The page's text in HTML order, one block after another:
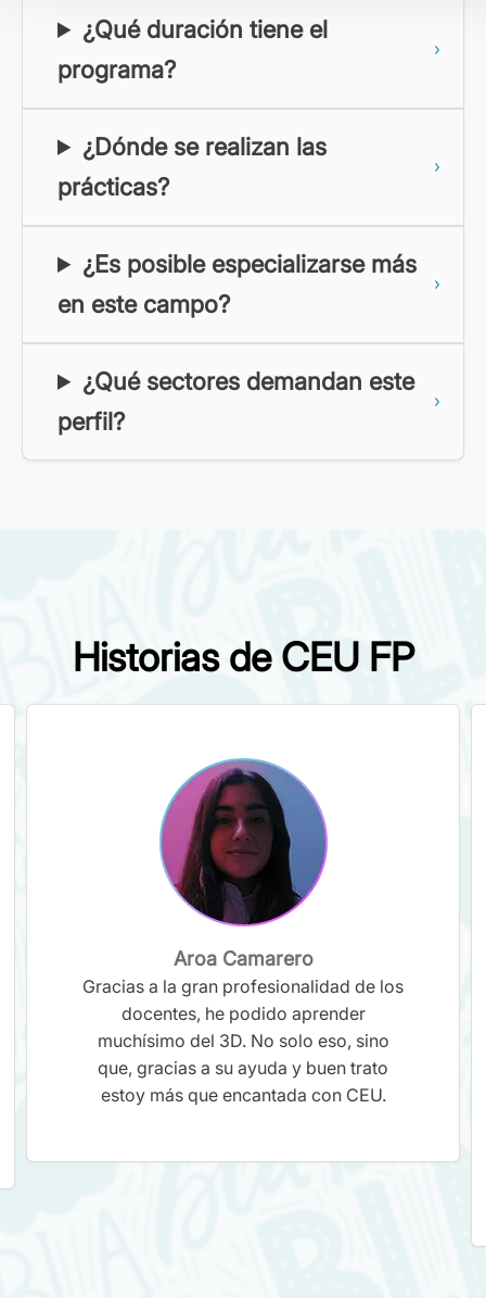
¿Qué duración tiene el
programa?
¿Dónde se realizan las
prácticas?
¿Es posible especializarse más
en este campo?
¿Qué sectores demandan este
perfil?
Historias de CEU FP
Aroa Camarero
Gracias a la gran profesionalidad de los
docentes, he podido aprender
muchísimo del 3D. No solo eso, sino
que, gracias a su ayuda y buen trato
estoy más que encantada con CEU.